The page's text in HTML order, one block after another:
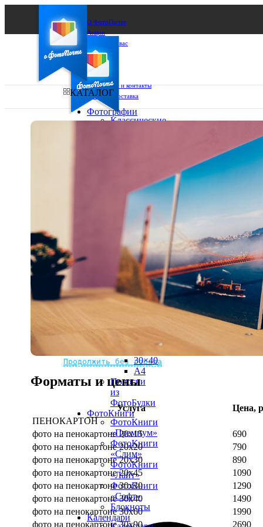
О ФотоПочте
Акции
Сделаем за вас
Бизнесу
FAQ
Франшиза
Поддержка и контакты
Оплата и доставка
Не нашли Ваш город?
Мы доставляем по всему миру
Продолжить без города
КАТАЛОГ
Фотографии
Классические
15х20
20х20
20х30
30х30
30х40
А4
Фото
рамке
10х10
10×15
13×18
15×15
20×20
20×30
30×40
A4
Полоски
из
ФотоБудки
ФотоКниги
ФотоКниги
«Премиум»
ФотоКниги
«Слим»
ФотоКниги
«Лайт»
ФотоКниги
«Софт»
Блокноты
Календари
Форматы и цены
Услуга
Цена,
ПЕНОКАРТОН
фото на пенокартоне 20х15
690
фото на пенокартоне 20х20
790
фото на пенокартоне 20х30
890
фото на пенокартоне 20х45
1090
фото на пенокартоне 30х30
1290
фото на пенокартоне 30х40
1490
фото на пенокартоне 30х60
1990
фото на пенокартоне 30х90
2690